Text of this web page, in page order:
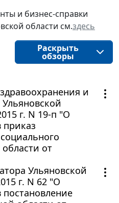
и бизнес-справки
области см.здесь
Раскрыть
обзоры
и
г. N 19-п "О
от
Ульяновской
г. N 62 "О